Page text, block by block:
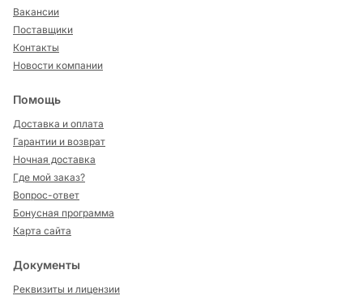
Вакансии
Поставщики
Контакты
Новости компании
Помощь
Доставка и оплата
Гарантии и возврат
Ночная доставка
Где мой заказ?
Вопрос-ответ
Бонусная программа
Карта сайта
Документы
Реквизиты и лицензии